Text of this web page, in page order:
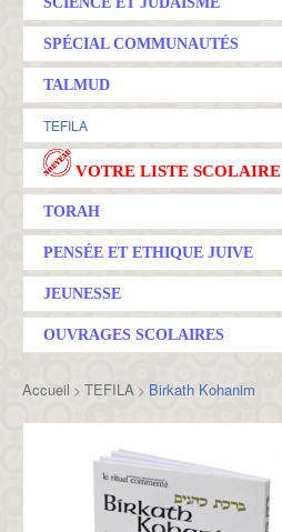
SPÉCIAL COMMUNAUTÉS
TALMUD
TEFILA
VOTRE LISTE SCOLAIRE
TORAH
PENSÉE ET ETHIQUE JUIVE
JEUNESSE
OUVRAGES SCOLAIRES
Accueil > TEFILA > Birkath Kohanim